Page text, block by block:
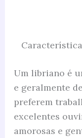
Um libriano é
e geralmente
preferem
excelentes
amorosas e